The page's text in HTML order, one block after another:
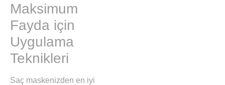
Maksimum
Fayda için
Uygulama
Teknikleri
Saç maskenizden en iyi